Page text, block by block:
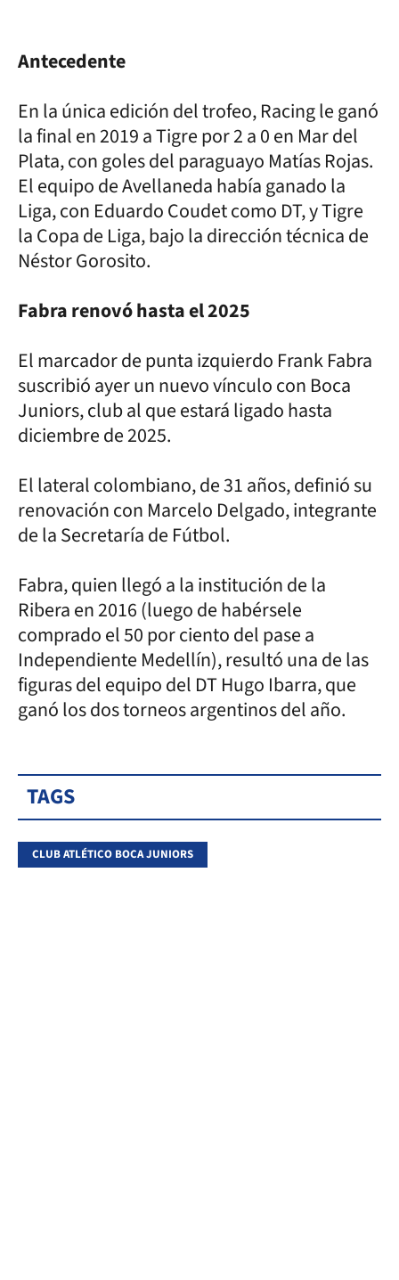
Antecedente
En la única edición del trofeo, Racing le ganó
la final en 2019 a Tigre por 2 a 0 en Mar del
Plata, con goles del paraguayo Matías Rojas.
El equipo de Avellaneda había ganado la
Liga, con Eduardo Coudet como DT, y Tigre
la Copa de Liga, bajo la dirección técnica de
Néstor Gorosito.
Fabra renovó hasta el 2025
El marcador de punta izquierdo Frank Fabra
suscribió ayer un nuevo vínculo con Boca
Juniors, club al que estará ligado hasta
diciembre de 2025.
El lateral colombiano, de 31 años, definió su
renovación con Marcelo Delgado, integrante
de la Secretaría de Fútbol.
Fabra, quien llegó a la institución de la
Ribera en 2016 (luego de habérsele
comprado el 50 por ciento del pase a
Independiente Medellín), resultó una de las
figuras del equipo del DT Hugo Ibarra, que
ganó los dos torneos argentinos del año.
TAGS
CLUB ATLÉTICO BOCA JUNIORS